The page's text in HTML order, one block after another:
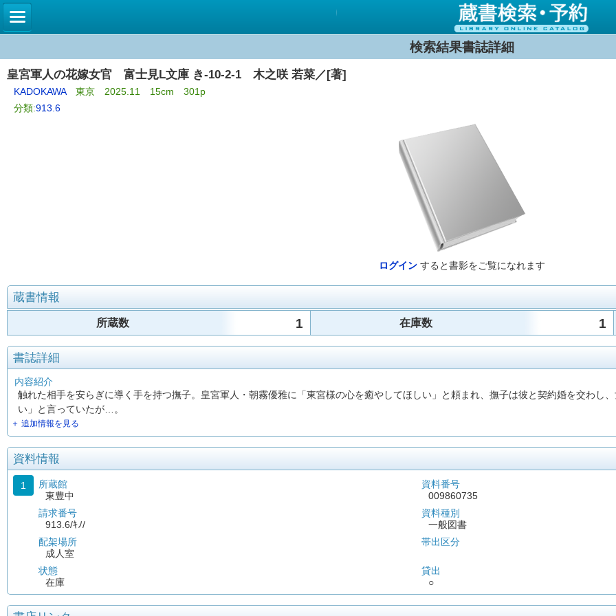
検索結果書誌詳細
皇宮軍人の花嫁女官 富士見L文庫 き-10-2-1 木之咲 若菜／[著]
KADOKAWA東京 2025.11 15cm 301p
分類:913.6
ログイン すると書影をご覧になれます
蔵書情報
所蔵数 1 在庫数 1
書誌詳細
内容紹介
触れた相手を安らぎに導く手を持つ撫子。皇宮軍人・朝霧優雅に「東宮様の心を癒やしてほしい」と頼まれ、撫子は彼と契約婚を交わし
い」と言っていたが…。
＋ 追加情報を見る
資料情報
1
所蔵館
東豊中
請求番号
913.6/ｷﾉ/
配架場所
成人室
状態
在庫
資料番号
009860735
資料種別
一般図書
帯出区分
貸出
○